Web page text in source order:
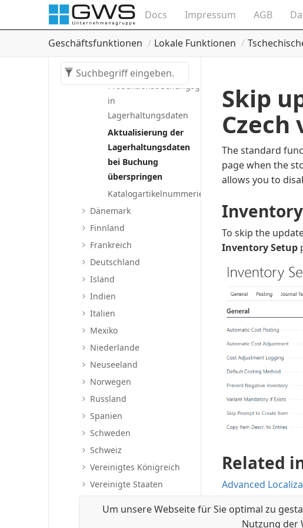
Um unsere Webseite für Sie optimal zu
Nutzung der
Docs Impressum AGB
Geschäftsfunktionen Lokale Funktionen
und aktualisieren
Felder in
Artikelposten
Allgemeine
Produktionsbuchungsgruppe
in
Lagerhaltungsdaten
Aktualisierung der
Lagerhaltungsdaten
bei Buchung
überspringen
Katalogartikelnummerierung
Dänemark
Finnland
Frankreich
Deutschland
Island
Indien
Italien
Mexiko
Niederlande
Neuseeland
Norwegen
Russland
Spanien
Schweden
Schweiz
Vereinigtes Königreich
Vereinigte Staaten
Warnungen übermitteln
Skip
Czech
The standard
page when the
allows you to
To skip the
Inventory Setup
Related
Advanced
Czech Local